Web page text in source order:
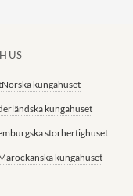
Norska kungahuset
kungahuset
storhertighuset
kungahuset